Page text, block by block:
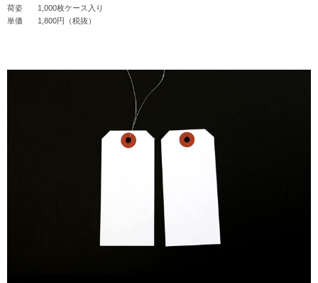
荷姿
1,000枚ケース入り
単価
1,800円（税抜）